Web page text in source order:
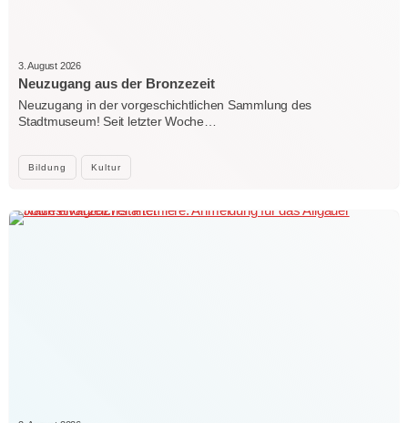
Bildung Kultur
3. August 2026
Neuzugang aus der Bronzezeit
Neuzugang in der vorgeschichtlichen Sammlung des
Stadtmuseum! Seit letzter Woche…